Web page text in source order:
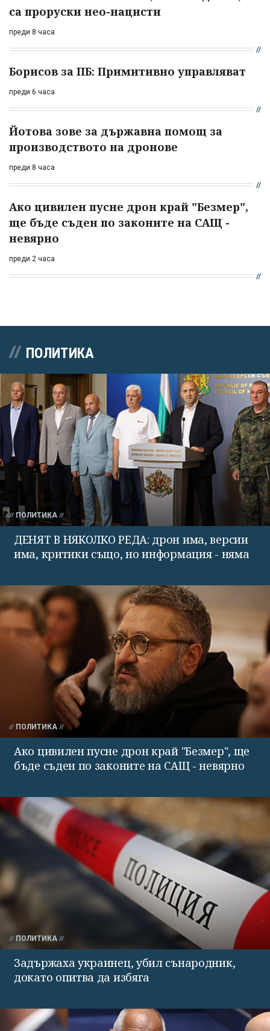
са проруски нео-нацисти
преди 8 часа
Борисов за ПБ: Примитивно управляват
преди 6 часа
Йотова зове за държавна помощ за
производството на дронове
преди 8 часа
Ако цивилен пусне дрон край "Безмер",
ще бъде съден по законите на САЩ -
невярно
преди 2 часа
ПОЛИТИКА
ПОЛИТИКА
ДЕНЯТ В НЯКОЛКО РЕДА: дрон има, версии
има, критики също, но информация - няма
ПОЛИТИКА
Ако цивилен пусне дрон край "Безмер", ще
бъде съден по законите на САЩ - невярно
ПОЛИТИКА
Задържаха украинец, убил сънародник,
докато опитва да избяга